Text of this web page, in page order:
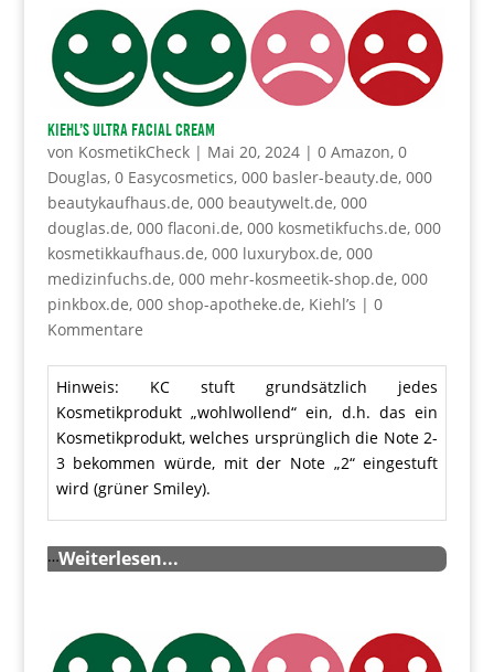
KIEHL’s Ultra facial Cream
von KosmetikCheck| Mai 20, 2024| 0 Amazon, 0
Douglas, 0 Easycosmetics, 000 basler-beauty.de, 000
beautykaufhaus.de, 000 beautywelt.de, 000
douglas.de, 000 flaconi.de, 000 kosmetikfuchs.de, 000
kosmetikkaufhaus.de, 000 luxurybox.de, 000
medizinfuchs.de, 000 mehr-kosmeetik-shop.de, 000
pinkbox.de, 000 shop-apotheke.de, Kiehl’s | 0
Kommentare
Hinweis: KC stuft grundsätzlich jedes
Kosmetikprodukt „wohlwollend“ ein, d.h. das ein
Kosmetikprodukt, welches ursprünglich die Note 2-
3 bekommen würde, mit der Note „2“ eingestuft
wird (grüner Smiley).
…Weiterlesen...